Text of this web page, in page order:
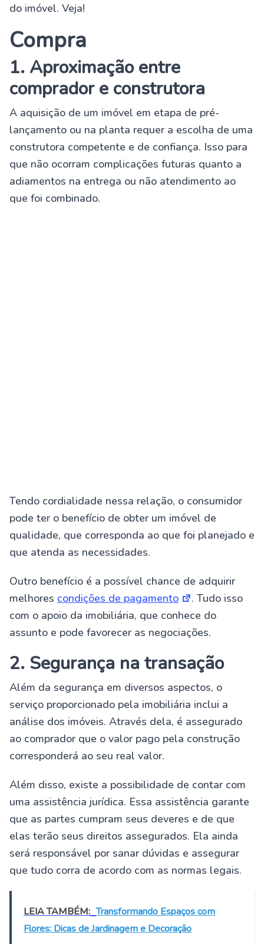
do imóvel. Veja!
Compra
1. Aproximação entre
comprador e construtora
A aquisição de um imóvel em etapa de pré-
lançamento ou na planta requer a escolha de uma
construtora competente e de confiança. Isso para
que não ocorram complicações futuras quanto a
adiamentos na entrega ou não atendimento ao
que foi combinado.
Tendo cordialidade nessa relação, o consumidor
pode ter o benefício de obter um imóvel de
qualidade, que corresponda ao que foi planejado e
que atenda as necessidades.
Outro benefício é a possível chance de adquirir
melhores condições de pagamento
. Tudo isso
com o apoio da imobiliária, que conhece do
assunto e pode favorecer as negociações.
2. Segurança na transação
Além da segurança em diversos aspectos, o
serviço proporcionado pela imobiliária inclui a
análise dos imóveis. Através dela, é assegurado
ao comprador que o valor pago pela construção
corresponderá ao seu real valor.
Além disso, existe a possibilidade de contar com
uma assistência jurídica. Essa assistência garante
que as partes cumpram seus deveres e de que
elas terão seus direitos assegurados. Ela ainda
será responsável por sanar dúvidas e assegurar
que tudo corra de acordo com as normas legais.
LEIA TAMBÉM: Transformando Espaços com
Flores: Dicas de Jardinagem e Decoração